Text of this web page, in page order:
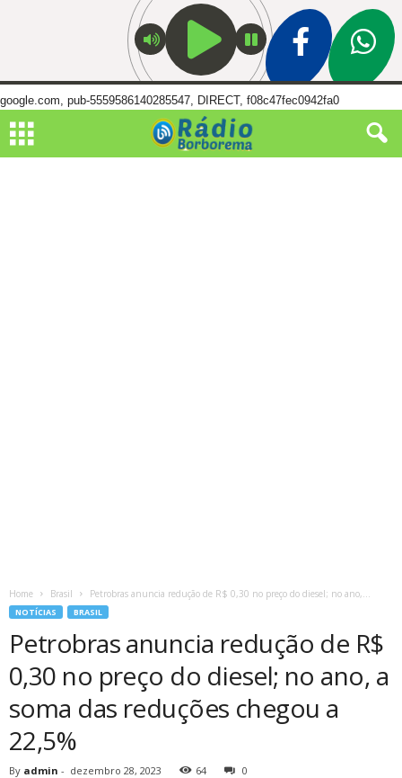
google.com, pub-5559586140285547, DIRECT, f08c47fec0942fa0
Home Brasil Petrobras anuncia redução de R$ 0,30 no preço do diesel; no ano,...
NOTÍCIAS BRASIL
Petrobras anuncia redução de R$
0,30 no preço do diesel; no ano, a
soma das reduções chegou a
22,5%
By admin - dezembro 28, 2023 64 0